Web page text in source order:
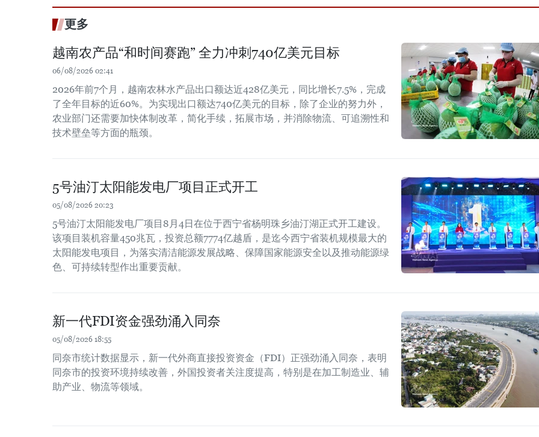
更多
越南农产品“和时间赛跑” 全力冲刺740亿美元目标
06/08/2026 02:41
2026年前7个月，越南农林水产品出口额达近428亿美元，同比增长7.5%，完成
了全年目标的近60%。为实现出口额达740亿美元的目标，除了企业的努力外，
农业部门还需要加快体制改革，简化手续，拓展市场，并消除物流、可追溯性和
技术壁垒等方面的瓶颈。
5号油汀太阳能发电厂项目正式开工
05/08/2026 20:23
5号油汀太阳能发电厂项目8月4日在位于西宁省杨明珠乡油汀湖正式开工建设。
该项目装机容量450兆瓦，投资总额7774亿越盾，是迄今西宁省装机规模最大的
太阳能发电项目，为落实清洁能源发展战略、保障国家能源安全以及推动能源绿
色、可持续转型作出重要贡献。
新一代FDI资金强劲涌入同奈
05/08/2026 18:55
同奈市统计数据显示，新一代外商直接投资资金（FDI）正强劲涌入同奈，表明
同奈市的投资环境持续改善，外国投资者关注度提高，特别是在加工制造业、辅
助产业、物流等领域。